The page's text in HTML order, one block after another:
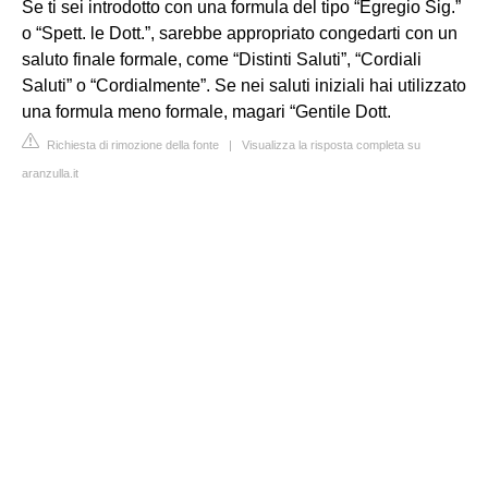
Se ti sei introdotto con una formula del tipo “Egregio Sig.”
o “Spett. le Dott.”, sarebbe appropriato congedarti con un
saluto finale formale, come “Distinti Saluti”, “Cordiali
Saluti” o “Cordialmente”. Se nei saluti iniziali hai utilizzato
una formula meno formale, magari “Gentile Dott.
Richiesta di rimozione della fonte | Visualizza la risposta completa su
aranzulla.it